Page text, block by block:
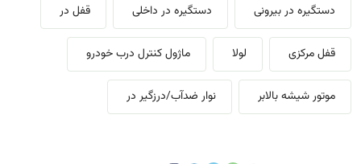
دستگیره در بیرونی دستگیره در داخلی قفل در
قفل مرکزی لولا ماژول کنترل درب خودرو
موتور شیشه بالابر نوار ضدآب/درزگیر در